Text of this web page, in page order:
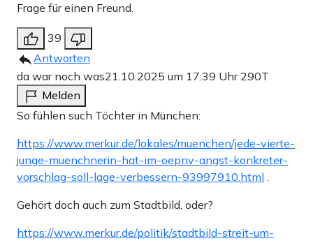
Frage für einen Freund.
39
Antworten
da war noch was21.10.2025 um 17:39 Uhr 290T
Melden
So fühlen such Töchter in München:
https://www.merkur.de/lokales/muenchen/jede-vierte-
junge-muenchnerin-hat-im-oepnv-angst-konkreter-
vorschlag-soll-lage-verbessern-93997910.html .
Gehört doch auch zum Stadtbild, oder?
https://www.merkur.de/politik/stadtbild-streit-um-